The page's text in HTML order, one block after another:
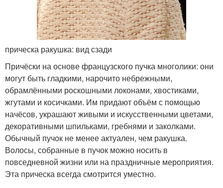
прическа ракушка: вид сзади
Причёски на основе французского пучка многолики: они
могут быть гладкими, нарочито небрежными,
обрамлёнными роскошными локонами, хвостиками,
жгутами и косичками. Им придают объём с помощью
начёсов, украшают живыми и искусственными цветами,
декоративными шпильками, гребнями и заколками.
Обычный пучок не менее актуален, чем ракушка.
Волосы, собранные в пучок можно носить в
повседневной жизни или на праздничные мероприятия.
Эта прическа всегда смотрится уместно.